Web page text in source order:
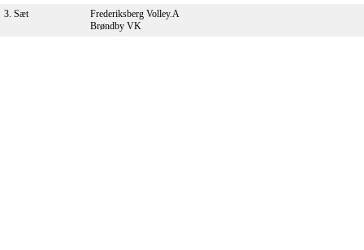
3. Sæt
Frederiksberg Volley.A
Brøndby VK